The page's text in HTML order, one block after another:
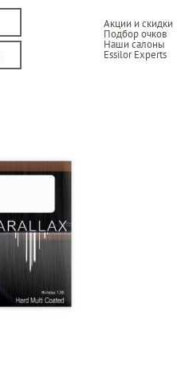
Акции и скидки
Подбор очков
Наши салоны
Essilor Experts